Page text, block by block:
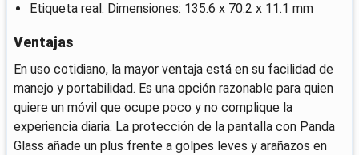
Etiqueta real: Dimensiones: 135.6 x 70.2 x 11.1 mm
Ventajas
En uso cotidiano, la mayor ventaja está en su facilidad de
manejo y portabilidad. Es una opción razonable para quien
quiere un móvil que ocupe poco y no complique la
experiencia diaria. La protección de la pantalla con Panda
Glass añade un plus frente a golpes leves y arañazos en